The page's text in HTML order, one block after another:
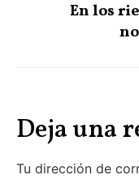
En los
Deja una
Tu dirección de